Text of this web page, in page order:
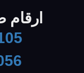
ارقام